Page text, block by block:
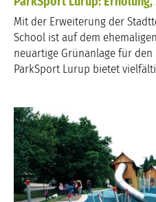
Mit der Erweiterung der
School ist auf dem
neuartige Grünanlage für
ParkSport Lurup bietet